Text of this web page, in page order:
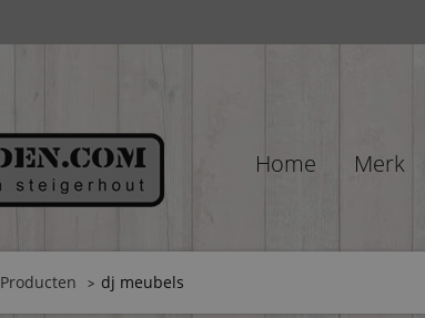
Home Merk
Producten dj meubels